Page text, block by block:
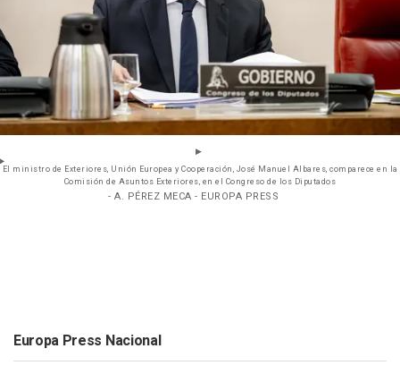
El ministro de Exteriores, Unión Europea y Cooperación, José Manuel Albares, comparece en la
Comisión de Asuntos Exteriores, en el Congreso de los Diputados
- A. PÉREZ MECA - EUROPA PRESS
Europa Press Nacional